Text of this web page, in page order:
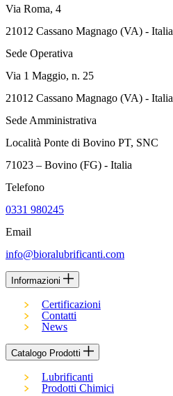
Via Roma, 4
21012 Cassano Magnago (VA) - Italia
Sede Operativa
Via 1 Maggio, n. 25
21012 Cassano Magnago (VA) - Italia
Sede Amministrativa
Località Ponte di Bovino PT, SNC
71023 – Bovino (FG) - Italia
Telefono
0331 980245
Email
info@bioralubrificanti.com
Informazioni
Certificazioni
Contatti
News
Catalogo Prodotti
Lubrificanti
Prodotti Chimici